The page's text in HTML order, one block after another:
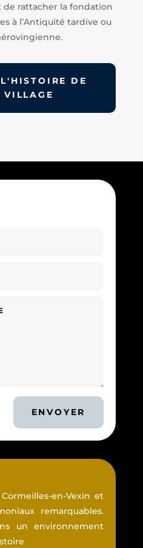
rattacher la fondation
à l’Antiquité tardive ou
DE
VILLAGE
ENVOYER
en-Vexin et
remarquables.
un environnement